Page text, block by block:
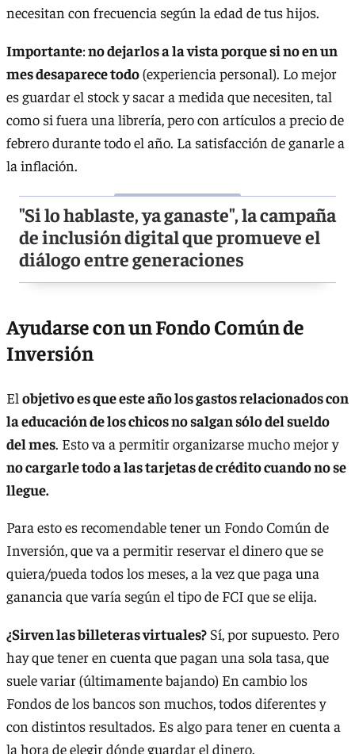
necesitan con frecuencia según la edad de tus hijos.
Importante:no dejarlos a la vista porque si no en un
mes desaparece todo(experiencia personal). Lo mejor
es guardar el stock y sacar a medida que necesiten, tal
como si fuera una librería, pero con artículos a precio de
febrero durante todo el año. La satisfacción de ganarle a
la inflación.
"Si lo hablaste, ya ganaste", la campaña
de inclusión digital que promueve el
diálogo entre generaciones
Ayudarse con un Fondo Común de
Inversión
El objetivo es que este año los gastos relacionados con
la educación de los chicos no salgan sólo del sueldo
del mes. Esto va a permitir organizarse mucho mejor y
no cargarle todo a las tarjetas de crédito cuando no se
llegue.
Para esto es recomendable tener un Fondo Común de
Inversión, que va a permitir reservar el dinero que se
quiera/pueda todos los meses, a la vez que paga una
ganancia que varía según el tipo de FCI que se elija.
¿Sirven las billeteras virtuales? Sí, por supuesto. Pero
hay que tener en cuenta que pagan una sola tasa, que
suele variar (últimamente bajando) En cambio los
Fondos de los bancos son muchos, todos diferentes y
con distintos resultados. Es algo para tener en cuenta a
la hora de elegir dónde guardar el dinero.